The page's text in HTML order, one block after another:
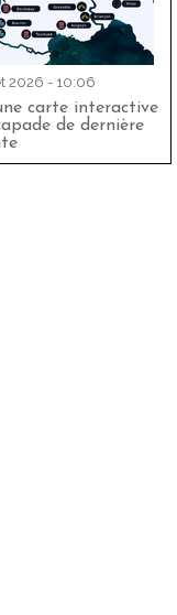
2026 - 10:06
carte interactive
de dernière